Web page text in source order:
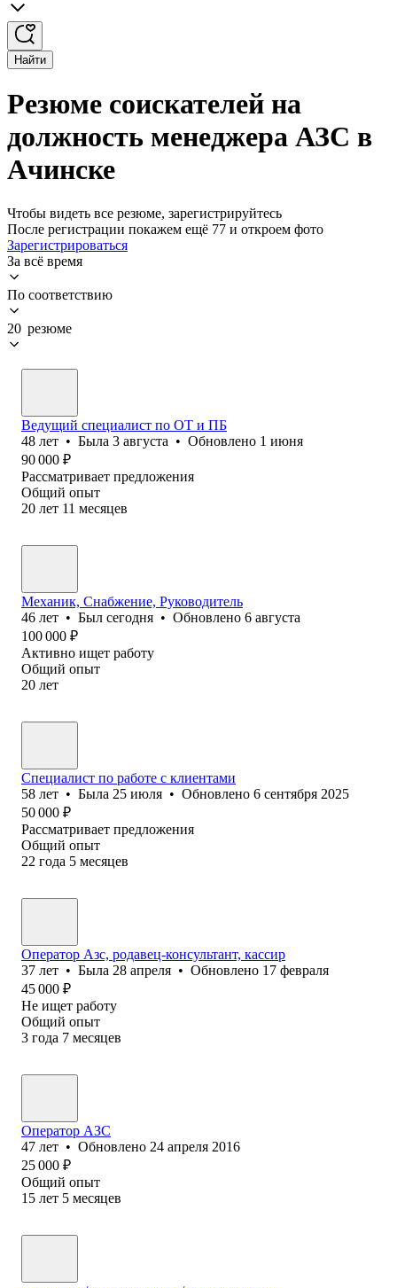
Найти
Резюме соискателей на
должность менеджера АЗС в
Ачинске
Чтобы видеть все резюме, зарегистрируйтесь
После регистрации покажем ещё 77 и откроем фото
Зарегистрироваться
За всё время
По соответствию
20 резюме
Ведущий специалист по ОТ и ПБ
48 лет • Была 3 августа • Обновлено 1 июня
90 000 ₽
Рассматривает предложения
Общий опыт
20 лет 11 месяцев
Механик, Снабжение, Руководитель
46 лет • Был сегодня • Обновлено 6 августа
100 000 ₽
Активно ищет работу
Общий опыт
20 лет
Специалист по работе с клиентами
58 лет • Была 25 июля • Обновлено 6 сентября 2025
50 000 ₽
Рассматривает предложения
Общий опыт
22 года 5 месяцев
Оператор Азс, родавец-консультант, кассир
37 лет • Была 28 апреля • Обновлено 17 февраля
45 000 ₽
Не ищет работу
Общий опыт
3 года 7 месяцев
Оператор АЗС
47 лет • Обновлено 24 апреля 2016
25 000 ₽
Общий опыт
15 лет 5 месяцев